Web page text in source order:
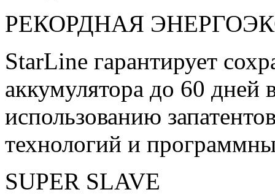
РЕКОРДНАЯ
StarLine гарантирует
аккумулятора до 60 дней
использованию
технологий и
SUPER SLAVE